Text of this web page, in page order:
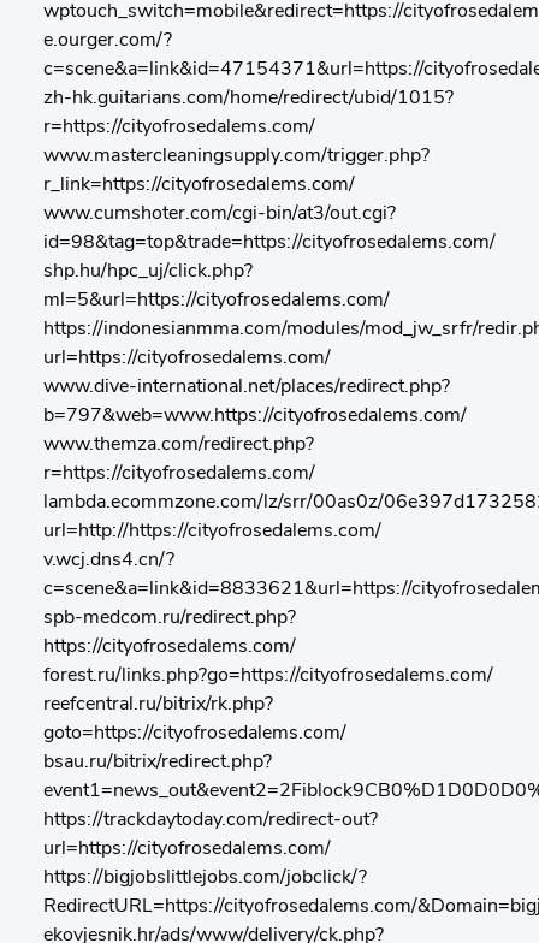
wptouch_switch=mobile&redirect=https://
e.ourger.com/?
c=scene&a=link&id=47154371&url=https://
zh-hk.guitarians.com/home/redirect/ubid/1015?
r=https://cityofrosedalems.com/
www.mastercleaningsupply.com/trigger.php?
r_link=https://cityofrosedalems.com/
www.cumshoter.com/cgi-bin/at3/out.cgi?
id=98&tag=top&trade=https://cityofrosedalems.com/
shp.hu/hpc_uj/click.php?
ml=5&url=https://cityofrosedalems.com/
https://indonesianmma.com/modules/mod_jw_srfr/
url=https://cityofrosedalems.com/
www.dive-international.net/places/redirect.php?
b=797&web=www.https://cityofrosedalems.com/
www.themza.com/redirect.php?
r=https://cityofrosedalems.com/
lambda.ecommzone.com/lz/srr/00as0z/
url=http://https://cityofrosedalems.com/
v.wcj.dns4.cn/?
c=scene&a=link&id=8833621&url=https://
spb-medcom.ru/redirect.php?
https://cityofrosedalems.com/
forest.ru/links.php?go=https://cityofrosedalems.com/
reefcentral.ru/bitrix/rk.php?
goto=https://cityofrosedalems.com/
bsau.ru/bitrix/redirect.php?
https://trackdaytoday.com/redirect-out?
url=https://cityofrosedalems.com/
https://bigjobslittlejobs.com/jobclick/?
RedirectURL=https://cityofrosedalems.com/
ekovjesnik.hr/ads/www/delivery/ck.php?